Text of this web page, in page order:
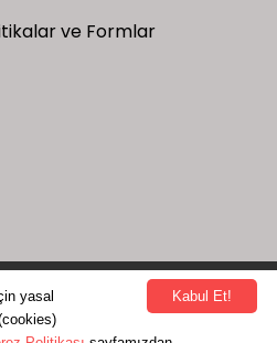
ve Formlar
tarafından yapılmıştır.
251 93 00
Kabul Et!
yasal